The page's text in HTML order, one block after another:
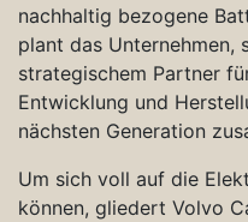
nachhaltig bezogene
plant das
strategischem Partner
Entwicklung und
nächsten Generation
Um sich voll auf die
können, gliedert Volvo